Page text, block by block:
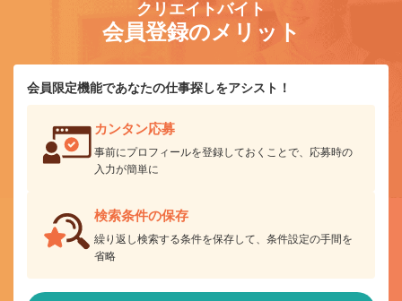
クリエイトバイト
会員登録のメリット
会員限定機能であなたの仕事探しをアシスト！
カンタン応募
事前にプロフィールを登録しておくことで、応募時の
入力が簡単に
検索条件の保存
繰り返し検索する条件を保存して、条件設定の手間を
省略